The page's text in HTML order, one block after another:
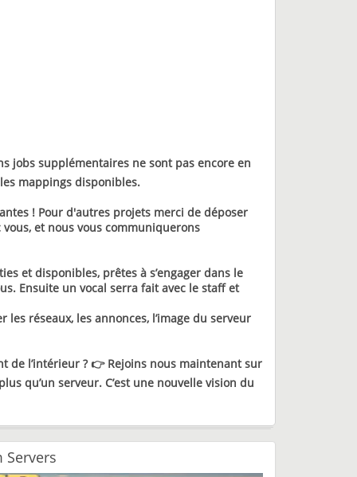
jobs supplémentaires ne sont pas encore en
mappings disponibles.
! Pour d'autres projets merci de déposer
et nous vous communiquerons
et disponibles, prêtes à s’engager dans le
Ensuite un vocal serra fait avec le staff et
réseaux, les annonces, l’image du serveur
de l’intérieur ? 👉 Rejoins nous maintenant sur
qu’un serveur. C’est une nouvelle vision du
Servers